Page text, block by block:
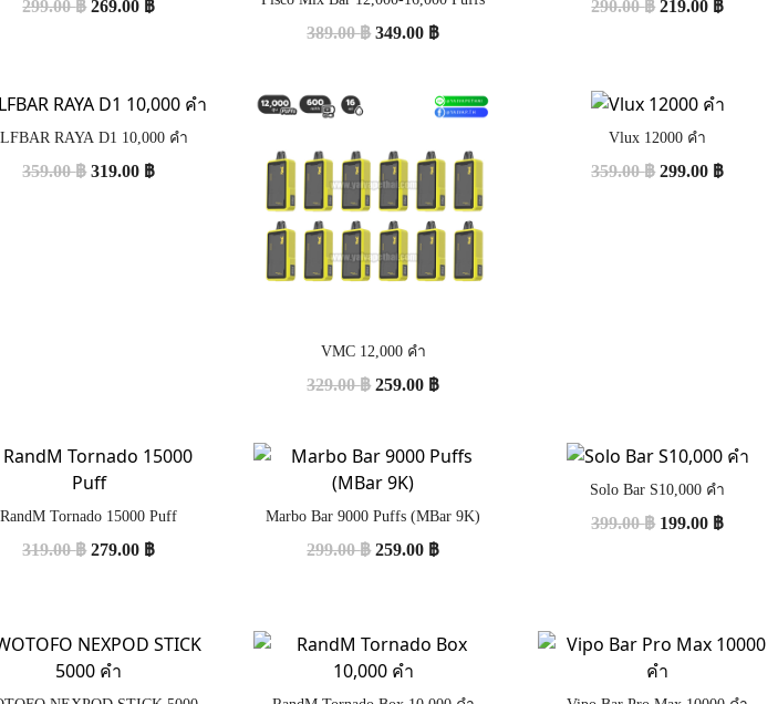
299.00฿ 269.00 ฿
389.00฿ 349.00 ฿
290.00฿ 219.00 ฿
RAYA D1 10,000 คำ
359.00฿ 319.00 ฿
VMC 12,000 คำ
329.00฿ 259.00 ฿
Vlux 12000 คำ
359.00฿ 299.00 ฿
RandM Tornado 15000 Puff
319.00฿ 279.00 ฿
Marbo Bar 9000 Puffs (MBar 9K)
299.00฿ 259.00 ฿
Solo Bar S10,000 คำ
399.00฿ 199.00 ฿